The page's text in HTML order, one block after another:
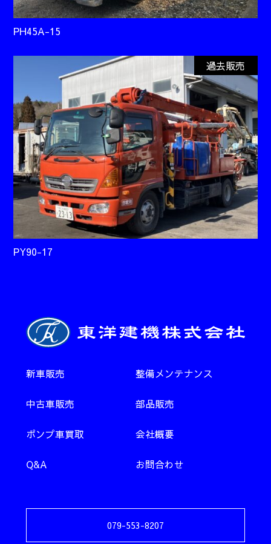
PH45A-15
過去販売
PY90-17
新車販売 整備メンテナンス
中古車販売 部品販売
ポンプ車買取 会社概要
Q&A お問合わせ
079-553-8207